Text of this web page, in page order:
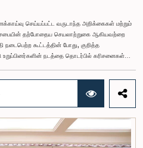
செய்யப்பட்ட வருடாந்த அறிக்கைகள் மற்றும்
தற்போதைய செயலாற்றுகை ஆகியவற்றை
கூட்டத்தின் போது, குறித்த
நடத்தை தொடர்பில் கரிசனைகள்
மேலும், தாபிக்கப்பட்ட பாராளுமன்ற
வகையில், தவிசாளரின் முன் அனுமதியைப்
வெளியேறினர். இச்சம்பவங்களைத்
குழுவின் கௌரவ தவிசாளரினால் எழுப்பப்பட்ட
அவமதித்தமை தொடர்பான